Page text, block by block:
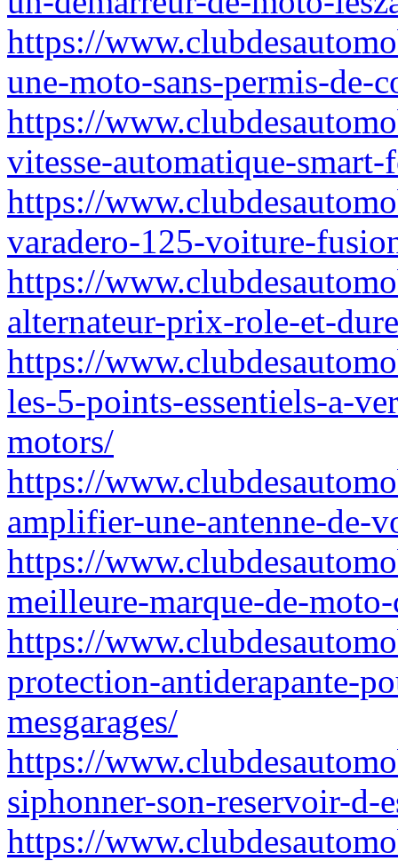
https://
une-moto-sans-permis-de-
https://
vitesse-automatique-
https://
varadero-125-voiture-
https://
alternateur-prix-role-et-
https://
les-5-points-essentiels-a-
motors/
https://
amplifier-une-antenne-de-
https://
meilleure-marque-de-
https://
protection-antiderapante-
mesgarages/
https://
siphonner-son-reservoir-d-
https://